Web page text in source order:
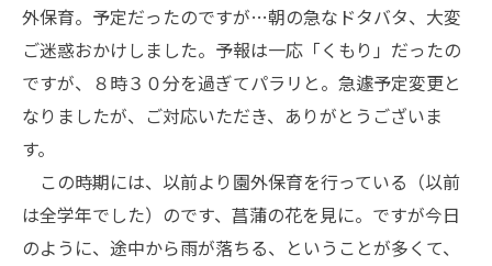
外保育。予定だったのですが…朝の急なドタバタ、大変
ご迷惑おかけしました。予報は一応「くもり」だったの
ですが、８時３０分を過ぎてパラリと。急遽予定変更と
なりましたが、ご対応いただき、ありがとうございま
す。
この時期には、以前より園外保育を行っている（以前
は全学年でした）のです、菖蒲の花を見に。ですが今日
のように、途中から雨が落ちる、ということが多くて、